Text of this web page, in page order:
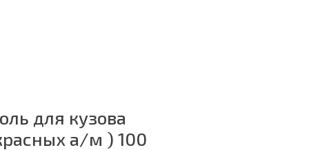
для кузова
а/м ) 100